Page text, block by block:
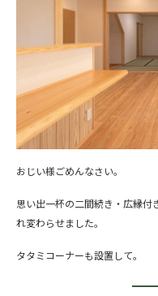
おじい様ごめんなさい。
思い出一杯の二間続き・広縁付
れ変わらせました。
タタミコーナーも設置して。